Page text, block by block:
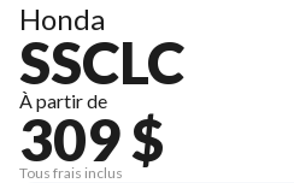
Honda
SSCLC
À partir de
309 $
Tous frais inclus